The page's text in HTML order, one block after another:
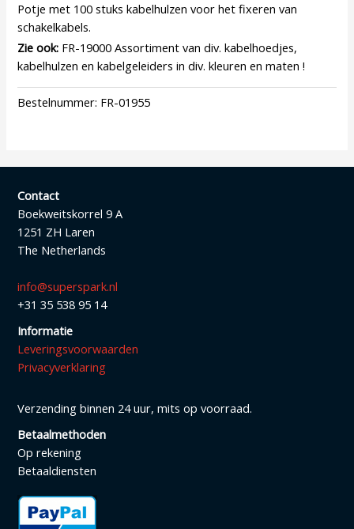
Potje met 100 stuks kabelhulzen voor het fixeren van
schakelkabels.
Zie ook: FR-19000 Assortiment van div. kabelhoedjes,
kabelhulzen en kabelgeleiders in div. kleuren en maten !
Bestelnummer: FR-01955
Contact
Boekweitskorrel 9 A
1251 ZH Laren
The Netherlands
info@superspark.nl
+31 35 538 95 14
Informatie
Leveringsvoorwaarden
Privacyverklaring
Verzending binnen 24 uur, mits op voorraad.
Betaalmethoden
Op rekening
Betaaldiensten